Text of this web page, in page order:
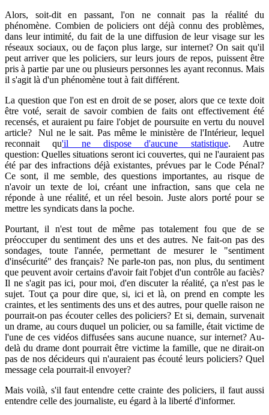
Alors, soit-dit en passant, l'on ne connait pas la réalité du
phénomène. Combien de policiers ont déjà connu des problèmes,
dans leur intimité, du fait de la une diffusion de leur visage sur les
réseaux sociaux, ou de façon plus large, sur internet? On sait qu'il
peut arriver que les policiers, sur leurs jours de repos, puissent être
pris à partie par une ou plusieurs personnes les ayant reconnus. Mais
il s'agit là d'un phénomène tout à fait différent.
La question que l'on est en droit de se poser, alors que ce texte doit
être voté, serait de savoir combien de faits ont effectivement été
recensés, et auraient pu faire l'objet de poursuite en vertu du nouvel
article? Nul ne le sait. Pas même le ministère de l'Intérieur, lequel
reconnait qu'il ne dispose d'aucune statistique. Autre
question: Quelles situations seront ici couvertes, qui ne l'auraient pas
été par des infractions déjà existantes, prévues par le Code Pénal?
Ce sont, il me semble, des questions importantes, au risque de
n'avoir un texte de loi, créant une infraction, sans que cela ne
réponde à une réalité, et un réel besoin. Juste alors porté pour se
mettre les syndicats dans la poche.
Pourtant, il n'est tout de même pas totalement fou que de se
préoccuper du sentiment des uns et des autres. Ne fait-on pas des
sondages, toute l'année, permettant de mesurer le "sentiment
d'insécurité" des français? Ne parle-ton pas, non plus, du sentiment
que peuvent avoir certains d'avoir fait l'objet d'un contrôle au faciès?
Il ne s'agit pas ici, pour moi, d'en discuter la réalité, ça n'est pas le
sujet. Tout ça pour dire que, si, ici et là, on prend en compte les
craintes, et les sentiments des uns et des autres, pour quelle raison ne
pourrait-on pas écouter celles des policiers? Et si, demain, survenait
un drame, au cours duquel un policier, ou sa famille, était victime de
l'une de ces vidéos diffusées sans aucune nuance, sur internet? Au-
delà du drame dont pourrait être victime la famille, que ne dirait-on
pas de nos décideurs qui n'auraient pas écouté leurs policiers? Quel
message cela pourrait-il envoyer?
Mais voilà, s'il faut entendre cette crainte des policiers, il faut aussi
entendre celle des journaliste, eu égard à la liberté d'informer.